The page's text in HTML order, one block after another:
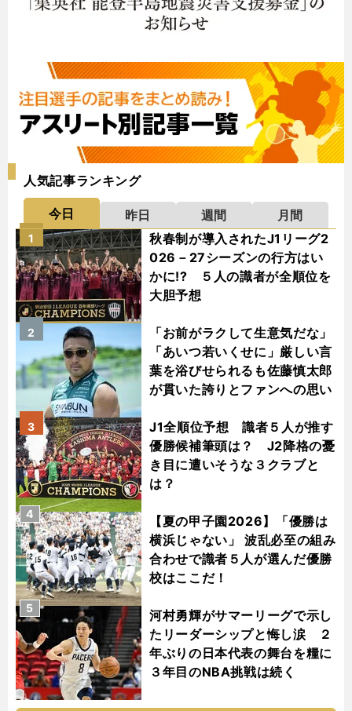
人気記事ランキング
今日 昨日 週間
月間
秋春制が導入されたJ1リーグ2
026－27シーズンの行方はい
かに!? ５人の識者が全順位を
大胆予想
1
「お前がラクして生意気だな」
「あいつ若いくせに」厳しい言
葉を浴びせられるも佐藤慎太郎
が貫いた誇りとファンへの思い
2
J1全順位予想 識者５人が推す
優勝候補筆頭は？ J2降格の憂
き目に遭いそうな３クラブと
は？
3
【夏の甲子園2026】「優勝は
横浜じゃない」 波乱必至の組み
合わせで識者５人が選んだ優勝
校はここだ！
4
河村勇輝がサマーリーグで示し
たリーダーシップと悔し涙 ２
年ぶりの日本代表の舞台を糧に
３年目のNBA挑戦は続く
5